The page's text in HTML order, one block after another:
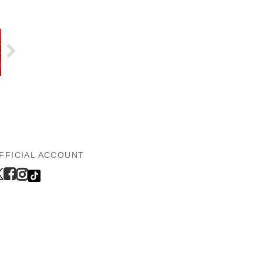
ACCOUNT